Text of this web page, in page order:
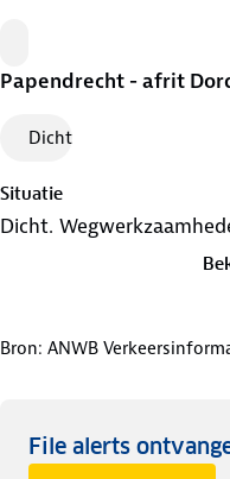
Papendrecht - afrit
Dicht
Situatie
Dicht.
Bron: ANWB
File alerts